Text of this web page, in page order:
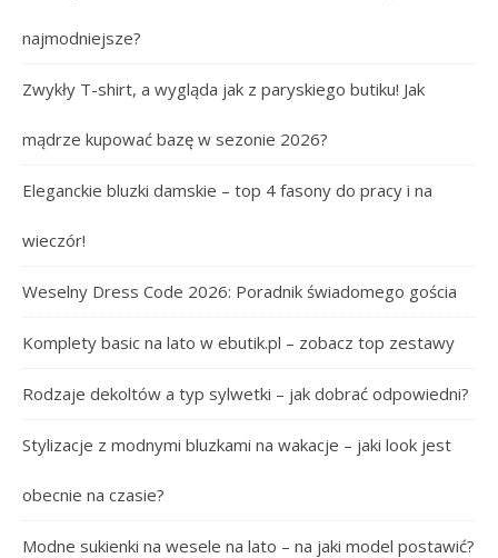
najmodniejsze?
Zwykły T-shirt, a wygląda jak z paryskiego butiku! Jak
mądrze kupować bazę w sezonie 2026?
Eleganckie bluzki damskie – top 4 fasony do pracy i na
wieczór!
Weselny Dress Code 2026: Poradnik świadomego gościa
Komplety basic na lato w ebutik.pl – zobacz top zestawy
Rodzaje dekoltów a typ sylwetki – jak dobrać odpowiedni?
Stylizacje z modnymi bluzkami na wakacje – jaki look jest
obecnie na czasie?
Modne sukienki na wesele na lato – na jaki model postawić?